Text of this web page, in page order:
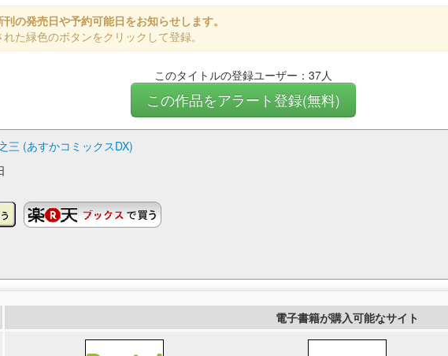
の発売日や予約可能日をお知らせします。
た緑色のボタンをクリックして登録。
このタイトルの登録ユーザー：37人
この作品をアラート登録(無料)
三 (あすかコミックスDX)
電子書籍が購入可能なサイト